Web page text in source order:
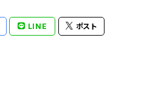
LINE ポスト